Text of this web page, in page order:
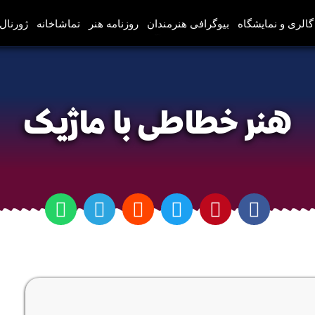
گالری و نمایشگاه بیوگرافی هنرمندان روزنامه هنر تماشاخانه
هنر خطاطی با ماژیک